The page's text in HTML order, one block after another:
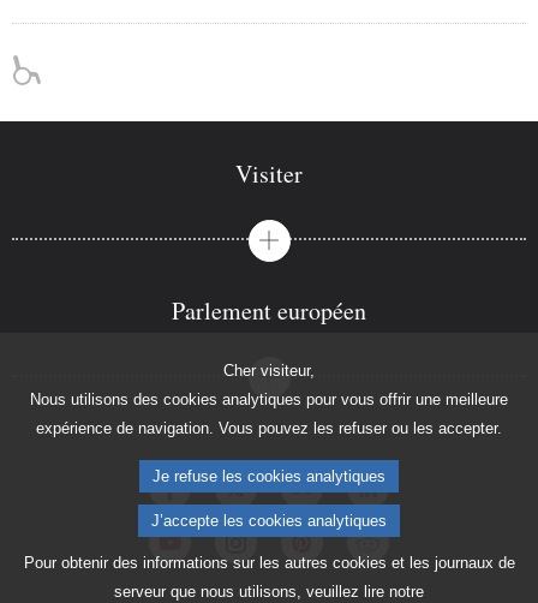
Cher visiteur,
Nous utilisons des cookies analytiques pour vous offrir une meilleure
expérience de navigation. Vous pouvez les refuser ou les accepter.
Je refuse les cookies analytiques
J’accepte les cookies analytiques
Pour obtenir des informations sur les autres cookies et les journaux de
serveur que nous utilisons, veuillez lire notre
Visiter
Parlement européen